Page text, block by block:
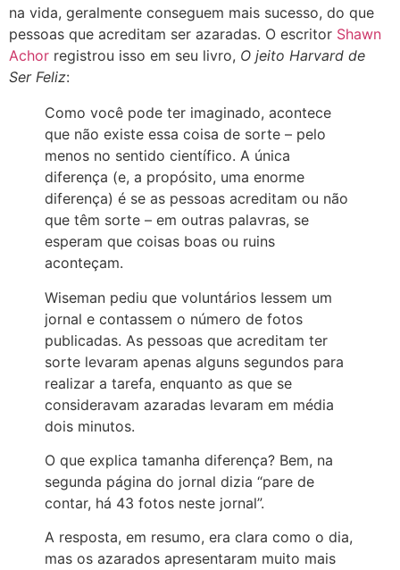
na vida, geralmente conseguem mais sucesso, do que
pessoas que acreditam ser azaradas. O escritor Shawn
Achor registrou isso em seu livro, O jeito Harvard de
Ser Feliz:
Como você pode ter imaginado, acontece
que não existe essa coisa de sorte – pelo
menos no sentido científico. A única
diferença (e, a propósito, uma enorme
diferença) é se as pessoas acreditam ou não
que têm sorte – em outras palavras, se
esperam que coisas boas ou ruins
aconteçam.
Wiseman pediu que voluntários lessem um
jornal e contassem o número de fotos
publicadas. As pessoas que acreditam ter
sorte levaram apenas alguns segundos para
realizar a tarefa, enquanto as que se
consideravam azaradas levaram em média
dois minutos.
O que explica tamanha diferença? Bem, na
segunda página do jornal dizia “pare de
contar, há 43 fotos neste jornal”.
A resposta, em resumo, era clara como o dia,
mas os azarados apresentaram muito mais